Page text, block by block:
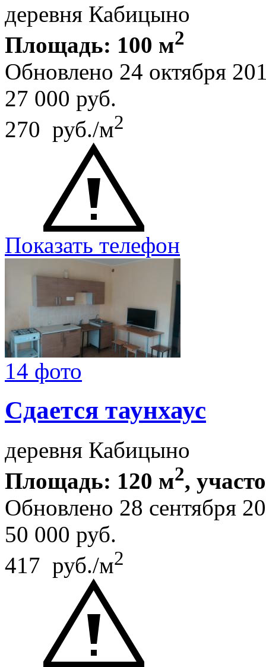
деревня Кабицыно
Площадь: 100 м2
Обновлено 24 октября
27 000 руб.
270 руб./м2
Показать телефон
14 фото
Сдается таунхаус
деревня Кабицыно
Площадь: 120 м2,
Обновлено 28 сентября
50 000 руб.
417 руб./м2